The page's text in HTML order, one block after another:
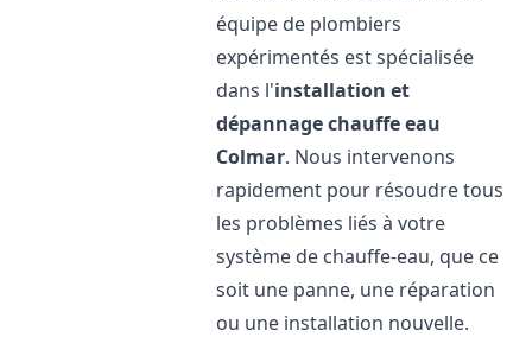
équipe de plombiers
expérimentés est spécialisée
dans l'installation et
dépannage chauffe eau
Colmar. Nous intervenons
rapidement pour résoudre tous
les problèmes liés à votre
système de chauffe-eau, que ce
soit une panne, une réparation
ou une installation nouvelle.